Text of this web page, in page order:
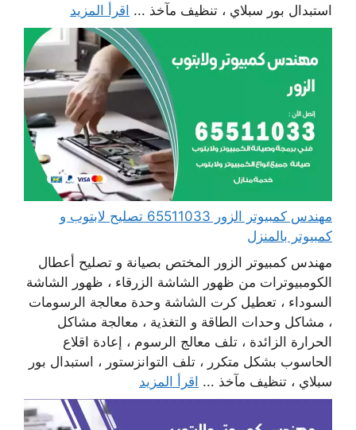
استبدال بور سبلاي ، تنظيف مآخذ ... اقرأ المزيد
مهندس كمبيوتر الزور 65511033 تصليح لابتوب و
كمبيوتر بالمنزل
مهندس كمبيوتر الزور المختص بصيانة و تصليح أعطال
الكومبيوترات من ظهور الشاشة الزرقاء ، ظهور الشاشة
السوداء ، تعطيل كرت الشاشة وحدة معالجة الرسومات
، مشاكل وحدات الطاقة و التغذية ، معالجة مشاكل
الحرارة الزائدة ، تلف معالج الرسوم ، إعادة اقلاع
الحاسوب بشكل متكرر ، تلف التوانزستور ، استبدال بور
سبلاي ، تنظيف مآخذ ... اقرأ المزيد